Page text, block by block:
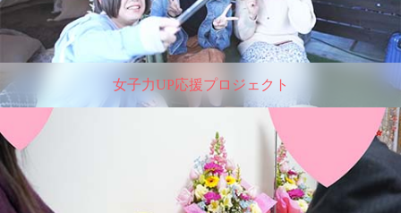
女子力UP応援プロジェクト